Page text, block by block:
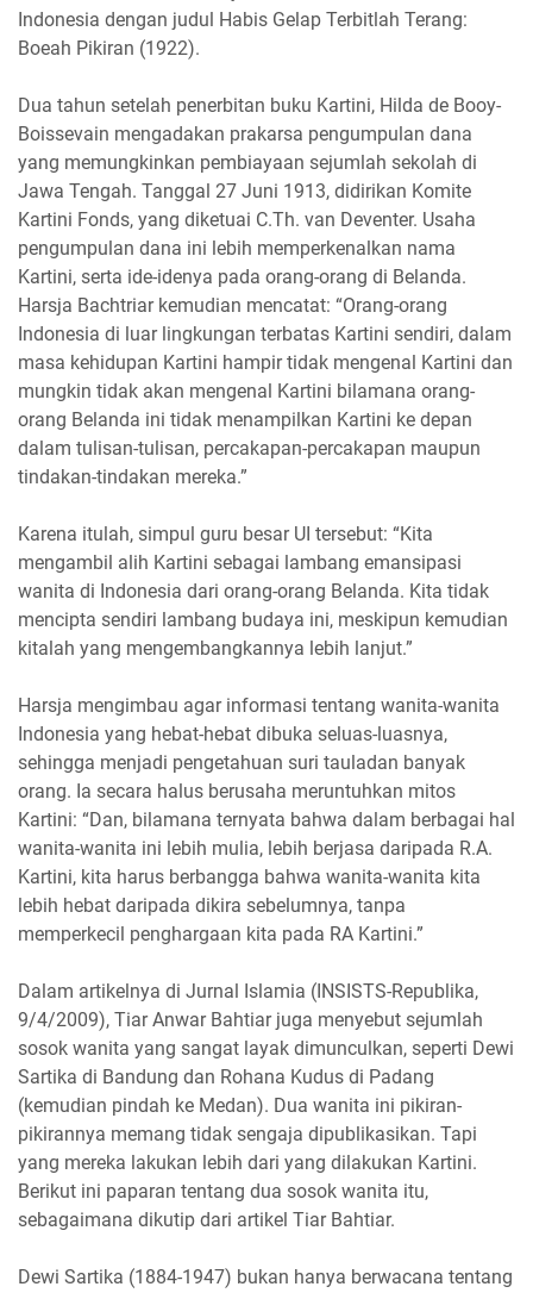
Indonesia dengan judul Habis Gelap Terbitlah Terang:
Boeah Pikiran (1922).
Dua tahun setelah penerbitan buku Kartini, Hilda de Booy-
Boissevain mengadakan prakarsa pengumpulan dana
yang memungkinkan pembiayaan sejumlah sekolah di
Jawa Tengah. Tanggal 27 Juni 1913, didirikan Komite
Kartini Fonds, yang diketuai C.Th. van Deventer. Usaha
pengumpulan dana ini lebih memperkenalkan nama
Kartini, serta ide-idenya pada orang-orang di Belanda.
Harsja Bachtriar kemudian mencatat: “Orang-orang
Indonesia di luar lingkungan terbatas Kartini sendiri, dalam
masa kehidupan Kartini hampir tidak mengenal Kartini dan
mungkin tidak akan mengenal Kartini bilamana orang-
orang Belanda ini tidak menampilkan Kartini ke depan
dalam tulisan-tulisan, percakapan-percakapan maupun
tindakan-tindakan mereka.”
Karena itulah, simpul guru besar UI tersebut: “Kita
mengambil alih Kartini sebagai lambang emansipasi
wanita di Indonesia dari orang-orang Belanda. Kita tidak
mencipta sendiri lambang budaya ini, meskipun kemudian
kitalah yang mengembangkannya lebih lanjut.”
Harsja mengimbau agar informasi tentang wanita-wanita
Indonesia yang hebat-hebat dibuka seluas-luasnya,
sehingga menjadi pengetahuan suri tauladan banyak
orang. Ia secara halus berusaha meruntuhkan mitos
Kartini: “Dan, bilamana ternyata bahwa dalam berbagai hal
wanita-wanita ini lebih mulia, lebih berjasa daripada R.A.
Kartini, kita harus berbangga bahwa wanita-wanita kita
lebih hebat daripada dikira sebelumnya, tanpa
memperkecil penghargaan kita pada RA Kartini.”
Dalam artikelnya di Jurnal Islamia (INSISTS-Republika,
9/4/2009), Tiar Anwar Bahtiar juga menyebut sejumlah
sosok wanita yang sangat layak dimunculkan, seperti Dewi
Sartika di Bandung dan Rohana Kudus di Padang
(kemudian pindah ke Medan). Dua wanita ini pikiran-
pikirannya memang tidak sengaja dipublikasikan. Tapi
yang mereka lakukan lebih dari yang dilakukan Kartini.
Berikut ini paparan tentang dua sosok wanita itu,
sebagaimana dikutip dari artikel Tiar Bahtiar.
Dewi Sartika (1884-1947) bukan hanya berwacana tentang